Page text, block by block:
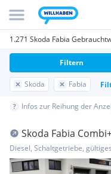
1.271 Skoda Fabia
Skoda Fabia
Filtern
Infos zur Reihung der
Skoda Fabia
Diesel, Schaltgetriebe,